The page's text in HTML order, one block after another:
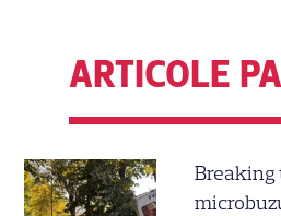
ARTICOLE
Breaking